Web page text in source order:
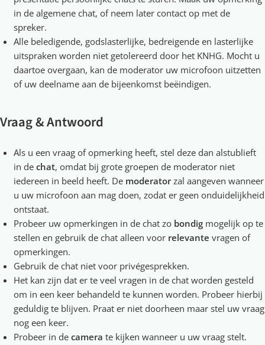
in de algemene chat, of neem later contact op met de
spreker.
Alle beledigende, godslasterlijke, bedreigende en lasterlijke
uitspraken worden niet getolereerd door het KNHG. Mocht u
daartoe overgaan, kan de moderator uw microfoon uitzetten
of uw deelname aan de bijeenkomst beëindigen.
Vraag & Antwoord
Als u een vraag of opmerking heeft, stel deze dan alstublieft
in de chat, omdat bij grote groepen de moderator niet
iedereen in beeld heeft. De moderatorzal aangeven wanneer
u uw microfoon aan mag doen, zodat er geen onduidelijkheid
ontstaat.
Probeer uw opmerkingen in de chat zo bondigmogelijk op te
stellen en gebruik de chat alleen voor relevante vragen of
opmerkingen.
Gebruik de chat niet voor privégesprekken.
Het kan zijn dat er te veel vragen in de chat worden gesteld
om in een keer behandeld te kunnen worden. Probeer hierbij
geduldig te blijven. Praat er niet doorheen maar stel uw vraag
nog een keer.
Probeer in de camera te kijken wanneer u uw vraag stelt.